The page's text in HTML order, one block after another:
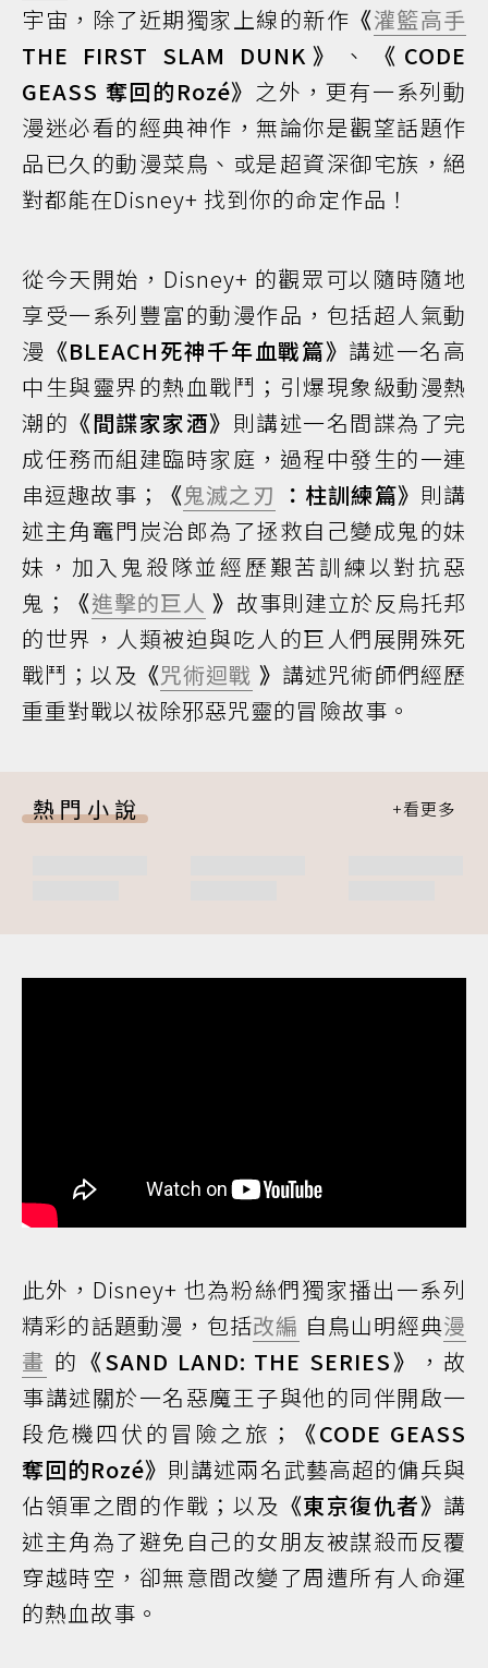
宇宙，除了近期獨家上線的新作 《灌籃高手
THE FIRST SLAM DUNK》
、
《CODE
GEASS 奪回的Rozé》 之外，更有一系列動
漫迷必看的經典神作，無論你是觀望話題作
品已久的動漫菜鳥、或是超資深御宅族，絕
對都能在Disney+ 找到你的命定作品！
從今天開始，Disney+ 的觀眾可以隨時隨地
享受一系列豐富的動漫作品，包括超人氣動
漫 《BLEACH死神千年血戰篇》 講述一名高
中生與靈界的熱血戰鬥；引爆現象級動漫熱
潮的 《間諜家家酒》 則講述一名間諜為了完
成任務而組建臨時家庭，過程中發生的一連
串逗趣故事；
《鬼滅之刃 ：柱訓練篇》 則講
述主角竈門炭治郎為了拯救自己變成鬼的妹
妹，加入鬼殺隊並經歷艱苦訓練以對抗惡
鬼；
《進擊的巨人 》 故事則建立於反烏托邦
的世界，人類被迫與吃人的巨人們展開殊死
戰鬥；以及 《咒術迴戰 》 講述咒術師們經歷
重重對戰以祓除邪惡咒靈的冒險故事。
熱門小說
此外，Disney+ 也為粉絲們獨家播出一系列
精彩的話題動漫，包括改編 自鳥山明經典漫
畫 的 《SAND LAND: THE SERIES》
，故
事講述關於一名惡魔王子與他的同伴開啟一
段危機四伏的冒險之旅；
《CODE GEASS
奪回的Rozé》 則講述兩名武藝高超的傭兵與
佔領軍之間的作戰；以及 《東京復仇者》 講
述主角為了避免自己的女朋友被謀殺而反覆
穿越時空，卻無意間改變了周遭所有人命運
的熱血故事。